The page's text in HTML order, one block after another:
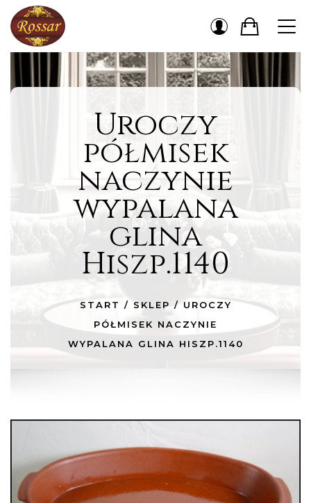
Uroczy
półmisek
naczynie
wypalana
glina
Hiszp.1140
START / SKLEP / UROCZY
PÓŁMISEK NACZYNIE
WYPALANA GLINA HISZP.1140